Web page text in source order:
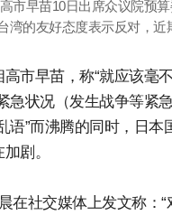
市早苗10日出席众议院预
湾的友好态度表示反对，
市早苗，称“就应该
急状况（发生战争等紧
语”而沸腾的同时，日
剧。
在社交媒体上发文称：